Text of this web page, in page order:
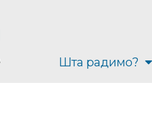
Шта радимо?